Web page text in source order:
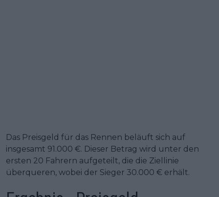
Das Preisgeld für das Rennen beläuft sich auf
insgesamt 91.000 €. Dieser Betrag wird unter den
ersten 20 Fahrern aufgeteilt, die die Ziellinie
überqueren, wobei der Sieger 30.000 € erhält.